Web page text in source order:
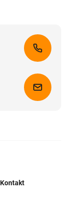
Kontakt